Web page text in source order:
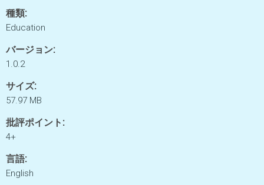
種類:
Education
バージョン:
1.0.2
サイズ:
57.97 MB
批評ポイント:
4+
言語:
English